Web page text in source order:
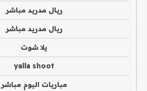
ريال مدريد مباشر
ريال مدريد مباشر
يلا شوت
yalla shoot
مباريات اليوم مباشر